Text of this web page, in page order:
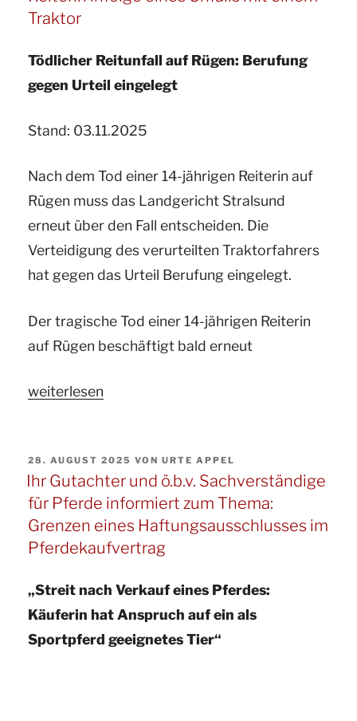
zum
„Fohlen
von
Hengst““
Traktor
Tödlicher Reitunfall auf Rügen: Berufung
gegen Urteil eingelegt
Stand: 03.11.2025
Nach dem Tod einer 14-jährigen Reiterin auf
Rügen muss das Landgericht Stralsund
erneut über den Fall entscheiden. Die
Verteidigung des verurteilten Traktorfahrers
hat gegen das Urteil Berufung eingelegt.
Der tragische Tod einer 14-jährigen Reiterin
auf Rügen beschäftigt bald erneut
„Ihr
Sachverständige
für
Pferde
informiert
Thema:
Tod
einer
weiterlesen
VERÖFFENTLICHT
AM
28. AUGUST 2025 VONURTE APPEL
Ihr Gutachter und ö.b.v. Sachverständige
für Pferde informiert zum Thema:
Grenzen eines Haftungsausschlusses im
Pferdekaufvertrag
„Streit nach Verkauf eines Pferdes:
Käuferin hat Anspruch auf ein als
Sportpferd geeignetes Tier“